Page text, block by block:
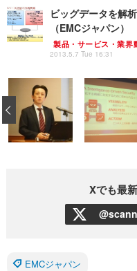
ビッグデータを解
（EMCジャパン）
製品・サービス・業界
2013.5.7 Tue 16:31
‹
Xでも最
EMCジャパン